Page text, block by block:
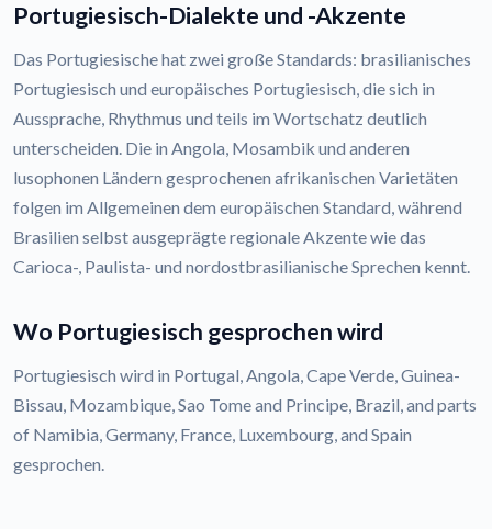
Portugiesisch-Dialekte und -Akzente
Das Portugiesische hat zwei große Standards: brasilianisches
Portugiesisch und europäisches Portugiesisch, die sich in
Aussprache, Rhythmus und teils im Wortschatz deutlich
unterscheiden. Die in Angola, Mosambik und anderen
lusophonen Ländern gesprochenen afrikanischen Varietäten
folgen im Allgemeinen dem europäischen Standard, während
Brasilien selbst ausgeprägte regionale Akzente wie das
Carioca-, Paulista- und nordostbrasilianische Sprechen kennt.
Wo Portugiesisch gesprochen wird
Portugiesisch wird in Portugal, Angola, Cape Verde, Guinea-
Bissau, Mozambique, Sao Tome and Principe, Brazil, and parts
of Namibia, Germany, France, Luxembourg, and Spain
gesprochen.